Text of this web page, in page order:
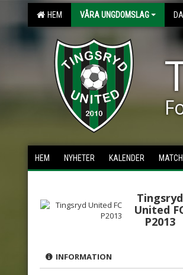
HEM VÅRA UNGDOMSLAG
HEM NYHETER KALENDER
Tingsryd
United
P2013
INFORMATION